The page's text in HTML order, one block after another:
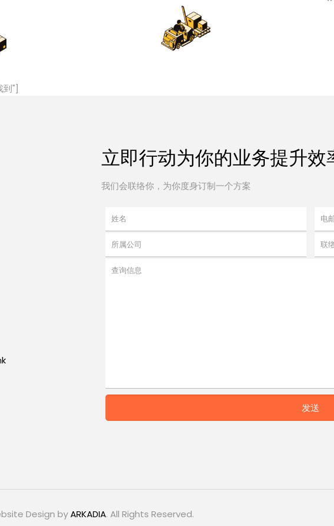
"]
立即行动为你的业务提升效
我们会联络你，为你度身订制一个方案
Design byARKADIA. All Rights Reserved.